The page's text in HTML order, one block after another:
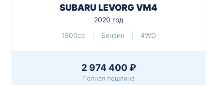
SUBARU LEVORG VM4
2020 год
1600cc
Бензин 4WD
2 974 400 ₽
Полная пошлина